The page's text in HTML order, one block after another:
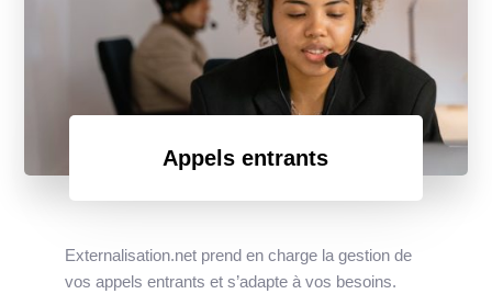
Appels entrants
Externalisation.net prend en charge la gestion de
vos appels entrants et s’adapte à vos besoins.